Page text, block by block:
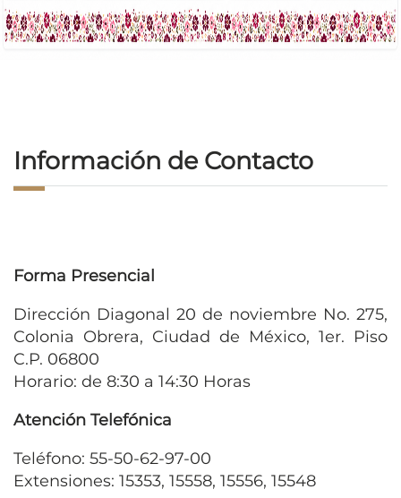
Información de Contacto
Forma Presencial
Dirección Diagonal 20 de noviembre No. 275,
Colonia Obrera, Ciudad de México, 1er. Piso
C.P. 06800
Horario: de 8:30 a 14:30 Horas
Atención Telefónica
Teléfono: 55-50-62-97-00
Extensiones: 15353, 15558, 15556, 15548